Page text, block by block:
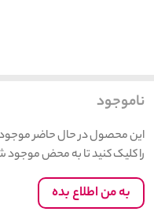
ناموجود
این محصول در حال حاضر موجود
را کلیک کنید تا به محض
به من اطلاع بده